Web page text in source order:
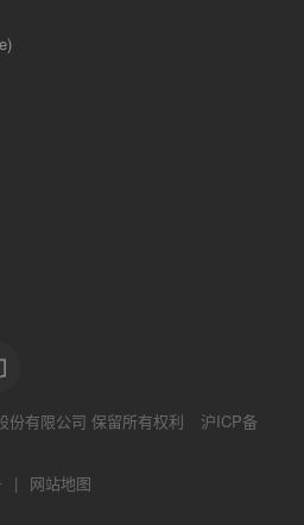
份有限公司 保留所有权利
沪ICP备
|
网站地图